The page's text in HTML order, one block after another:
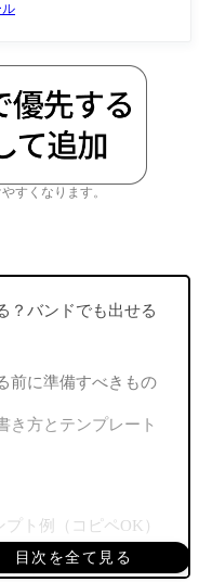
すくなります。
目次を全て見る
？バンドでも出せる
前に準備すべきもの
き方とテンプレート
ト例（コピペOK）
ント